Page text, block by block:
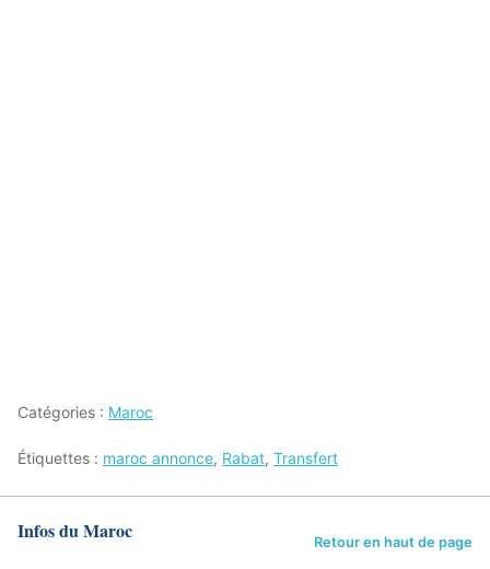
Catégories : Maroc
Étiquettes : maroc annonce, Rabat, Transfert
Infos du Maroc Retour en haut de page